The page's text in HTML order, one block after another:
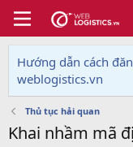
Hướng dẫn cách
weblogistics.vn
Thủ tục hải quan
Khai nhầm mã